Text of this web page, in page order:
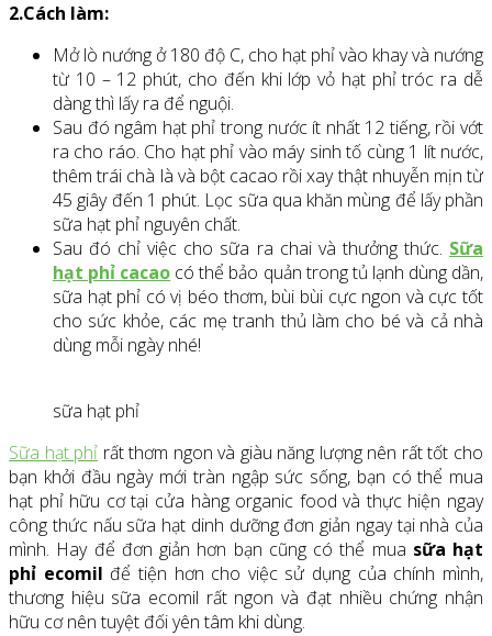
2.Cách làm:
Mở lò nướng ở 180 độ C, cho hạt phỉ vào khay và nướng
từ 10 – 12 phút, cho đến khi lớp vỏ hạt phỉ tróc ra dễ
dàng thì lấy ra để nguội.
Sau đó ngâm hạt phỉ trong nước ít nhất 12 tiếng, rồi vớt
ra cho ráo. Cho hạt phỉ vào máy sinh tố cùng 1 lít nước,
thêm trái chà là và bột cacao rồi xay thật nhuyễn mịn từ
45 giây đến 1 phút. Lọc sữa qua khăn mùng để lấy phần
sữa hạt phỉ nguyên chất.
Sau đó chỉ việc cho sữa ra chai và thưởng thức. Sữa
hạt phỉ cacao có thể bảo quản trong tủ lạnh dùng dần,
sữa hạt phỉ có vị béo thơm, bùi bùi cực ngon và cực tốt
cho sức khỏe, các mẹ tranh thủ làm cho bé và cả nhà
dùng mỗi ngày nhé!
sữa hạt phỉ
Sữa hạt phỉ rất thơm ngon và giàu năng lượng nên rất tốt cho
bạn khởi đầu ngày mới tràn ngập sức sống, bạn có thể mua
hạt phỉ hữu cơ tại cửa hàng organic food và thực hiện ngay
công thức nấu sữa hạt dinh dưỡng đơn giản ngay tại nhà của
mình. Hay để đơn giản hơn bạn cũng có thể mua sữa hạt
phỉ ecomil để tiện hơn cho việc sử dụng của chính mình,
thương hiệu sữa ecomil rất ngon và đạt nhiều chứng nhận
hữu cơ nên tuyệt đối yên tâm khi dùng.